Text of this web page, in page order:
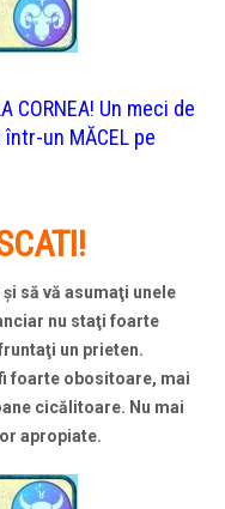
CORNEA! Un meci de
un MĂCEL pe
să vă asumaţi unele
nu staţi foarte
un prieten.
foarte obositoare, mai
cicălitoare. Nu mai
apropiate.